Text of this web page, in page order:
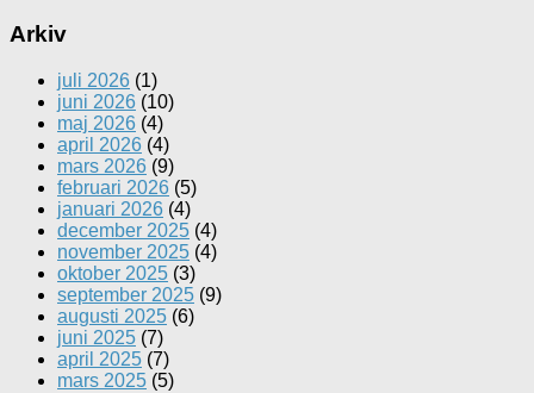
Arkiv
juli 2026 (1)
juni 2026 (10)
maj 2026 (4)
april 2026 (4)
mars 2026 (9)
februari 2026 (5)
januari 2026 (4)
december 2025 (4)
november 2025 (4)
oktober 2025 (3)
september 2025 (9)
augusti 2025 (6)
juni 2025 (7)
april 2025 (7)
mars 2025 (5)